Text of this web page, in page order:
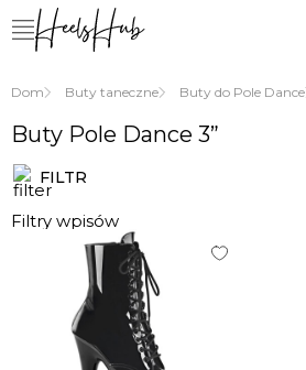
Dom Buty taneczne Buty do Pole Dance
Buty Pole Dance 3”
FILTR
Filtry wpisów